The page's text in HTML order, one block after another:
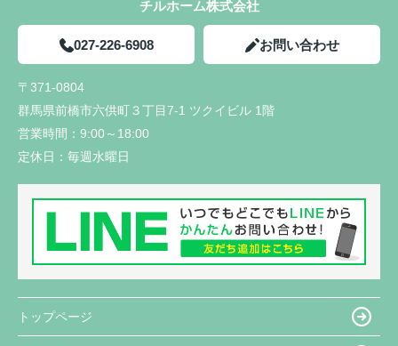
チルホーム株式会社
027-226-6908 お問い合わせ
〒371-0804
群馬県前橋市六供町３丁目7-1 ツクイビル 1階
営業時間： 9:00～18:00
定休日： 毎週水曜日
トップページ